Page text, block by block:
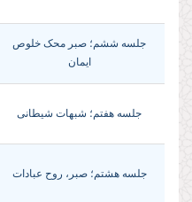
جلسه ششم؛ صبر محک خلوص
ایمان
جلسه هفتم؛ شبهات شیطانی
جلسه هشتم؛ صبر، روح عبادات